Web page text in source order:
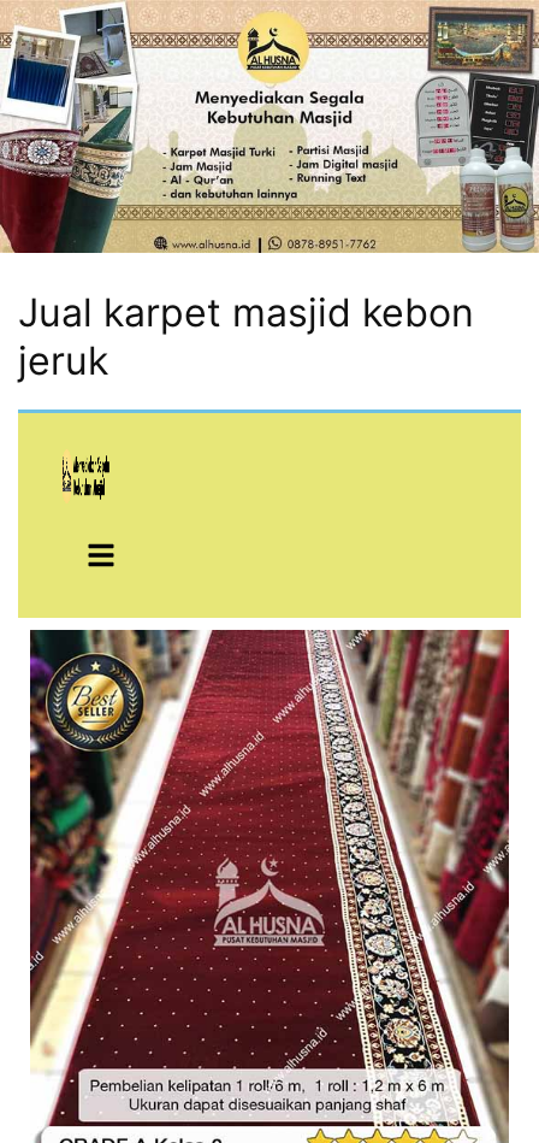
Jual karpet masjid kebon
jeruk